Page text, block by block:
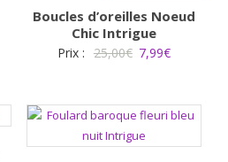
Boucles d’oreilles Noeud
Chic Intrigue
Prix : 25,00€ Le
était :
25,00€.
7,99€Le
est :